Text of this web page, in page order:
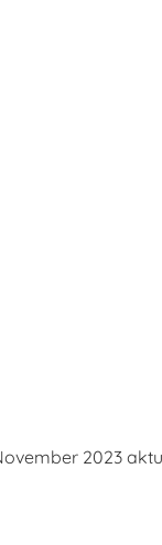
2023